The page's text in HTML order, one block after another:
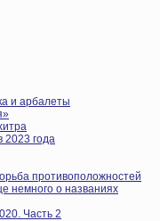
и арбалеты
2023 года
противоположностей
немного о названиях
Часть 2